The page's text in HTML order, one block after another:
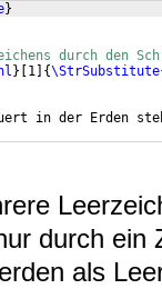
}
durch den
} 1 {\StrSubstitute
in der Erden
durch ein
als